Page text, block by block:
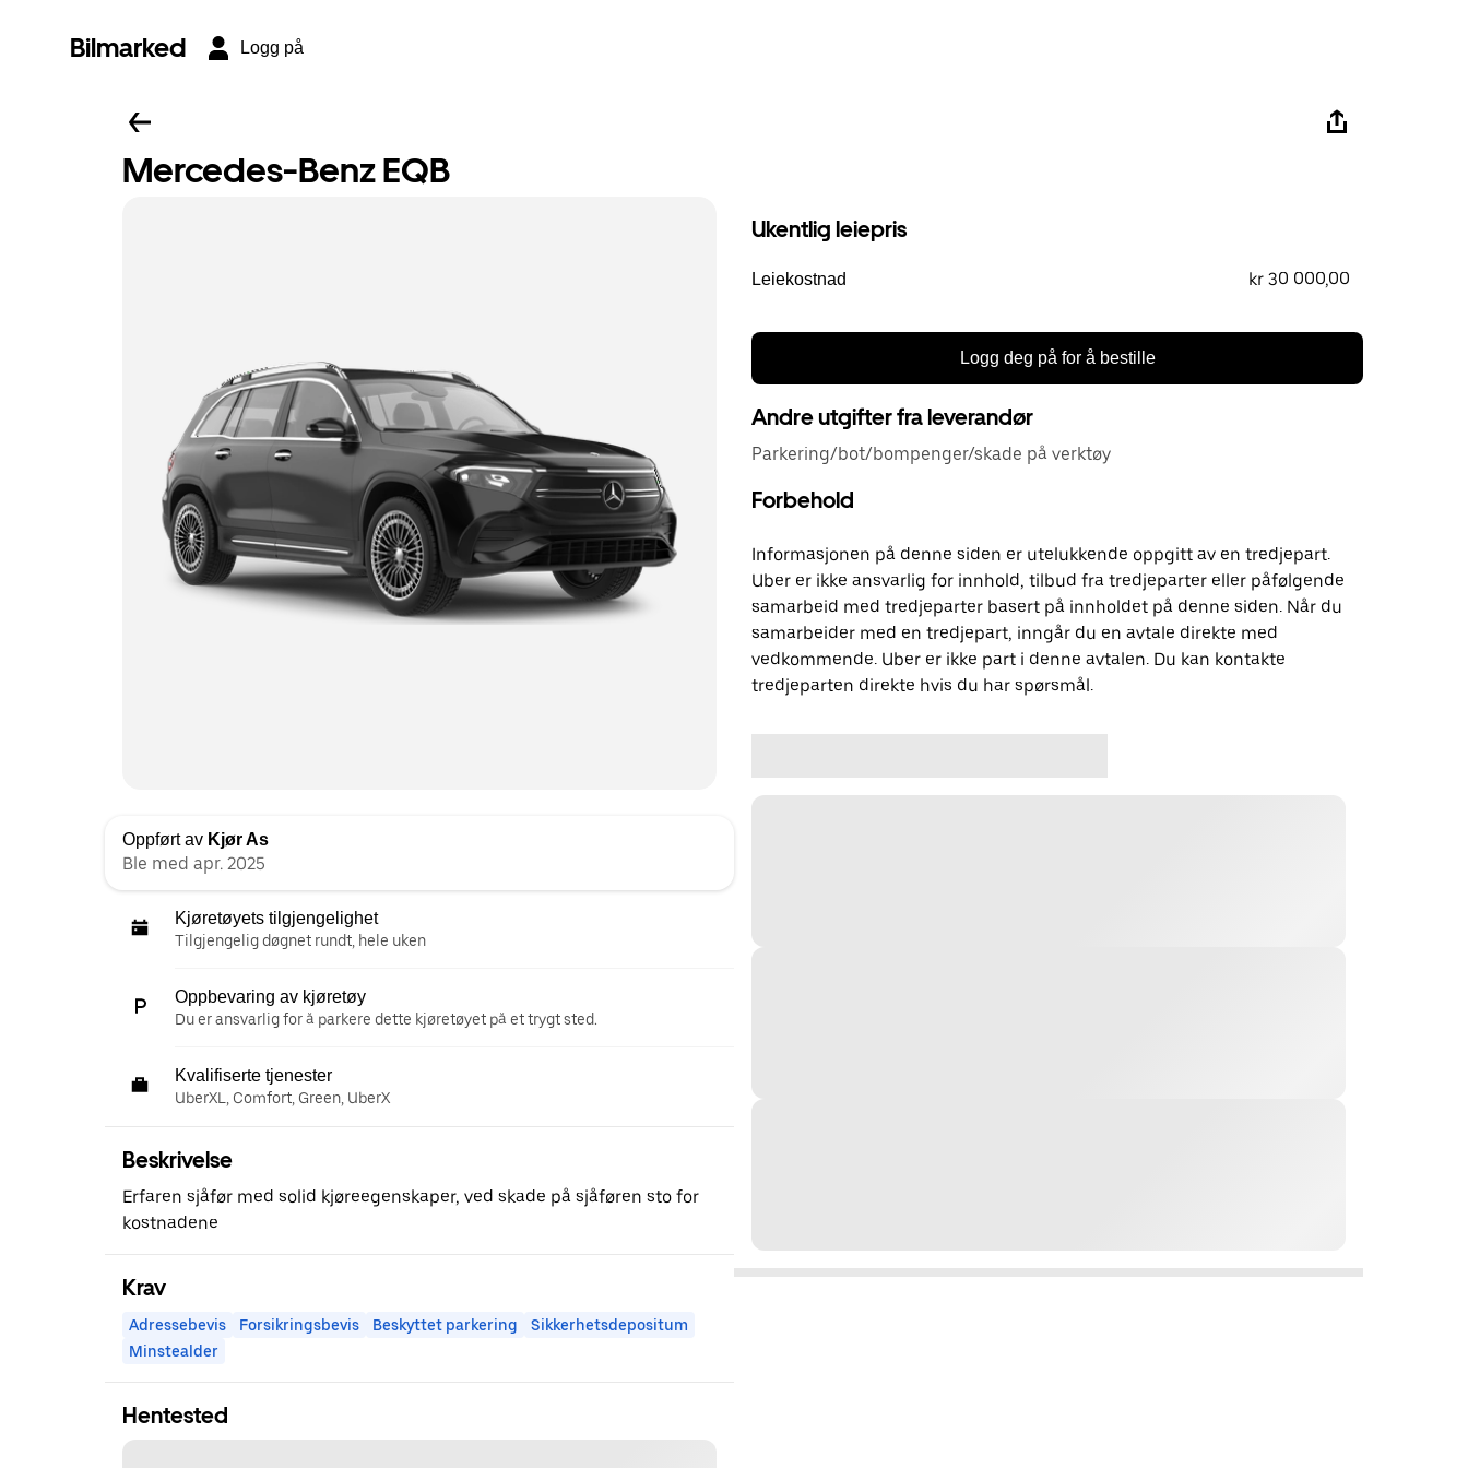
Bilmarked Logg på
Mercedes-Benz EQB
Oppført av Kjør As
Ble med apr. 2025
Kjøretøyets tilgjengelighet
Tilgjengelig døgnet rundt, hele uken
Oppbevaring av kjøretøy
Du er ansvarlig for å parkere dette kjøretøyet på et trygt sted.
Kvalifiserte tjenester
UberXL, Comfort, Green, UberX
Beskrivelse
Erfaren sjåfør med solid kjøreegenskaper, ved skade på sjåføren sto for
kostnadene
Krav
Adressebevis Forsikringsbevis Beskyttet parkering
Sikkerhetsdepositum
Minstealder
Hentested
Ukentlig leiepris
Leiekostnad kr 30 000,00
Logg deg på for å bestille
Andre utgifter fra leverandør
Parkering/bot/bompenger/skade på verktøy
Forbehold
Informasjonen på denne siden er utelukkende oppgitt av en tredjepart.
Uber er ikke ansvarlig for innhold, tilbud fra tredjeparter eller påfølgende
samarbeid med tredjeparter basert på innholdet på denne siden. Når du
samarbeider med en tredjepart, inngår du en avtale direkte med
vedkommende. Uber er ikke part i denne avtalen. Du kan kontakte
tredjeparten direkte hvis du har spørsmål.